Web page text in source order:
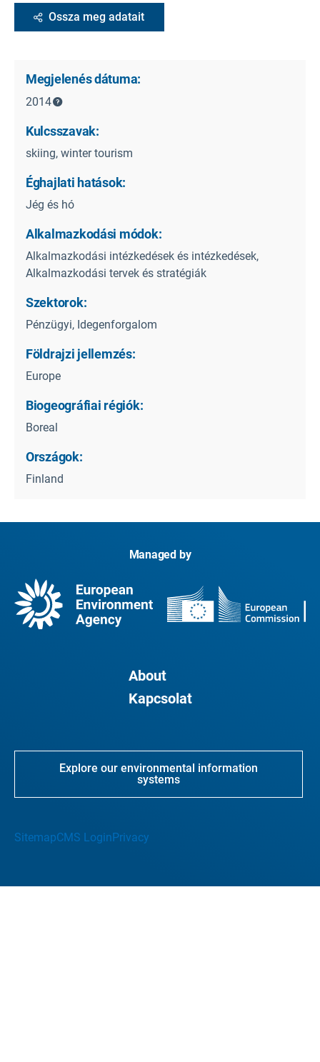
Ossza meg adatait
Megjelenés dátuma:
2014
Kulcsszavak:
skiing, winter tourism
Éghajlati hatások:
Jég és hó
Alkalmazkodási módok:
Alkalmazkodási intézkedések és intézkedések,
Alkalmazkodási tervek és stratégiák
Szektorok:
Pénzügyi, Idegenforgalom
Földrajzi jellemzés:
Europe
Biogeográfiai régiók:
Boreal
Országok:
Finland
Managed by
About
Kapcsolat
Explore our environmental information
systems
SitemapCMS Login Privacy